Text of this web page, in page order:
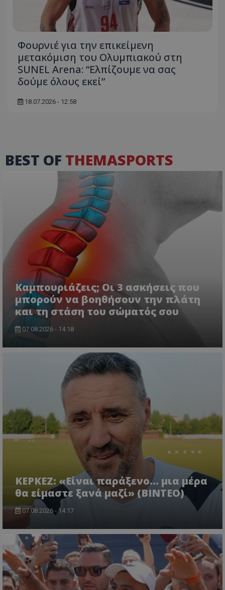
Φουρνιέ για την επικείμενη
μετακόμιση του Ολυμπιακού στη
SUNEL Arena: “Ελπίζουμε να σας
δούμε όλους εκεί”
18.07.2026 - 12:58
BEST OF THEMASPORTS
Καμπουριάζεις; Οι 3 ασκήσεις που
μπορούν να βοηθήσουν την πλάτη
και τη στάση του σώματός σου
07.08.2026 - 14:18
ΚΕΡΚΕΖ: «Είναι παράξενο… μια μέρα
θα είμαστε ξανά μαζί» (BINTEO)
07.08.2026 - 14:17